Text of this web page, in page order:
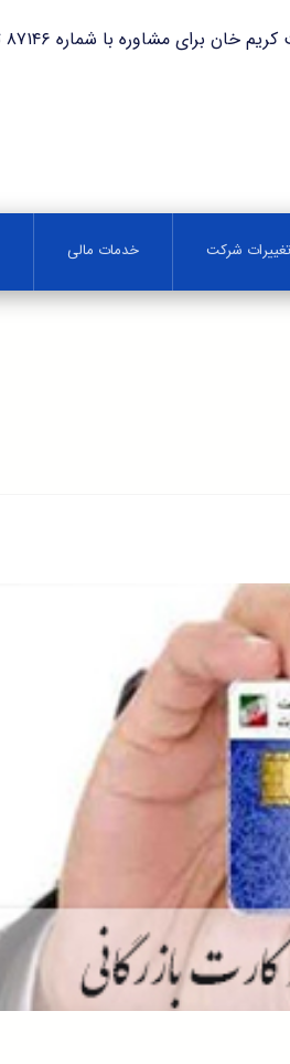
با شماره ۸۷۱۴۶ تماس حاصل فرمایید.
شرکت خدمات مالی